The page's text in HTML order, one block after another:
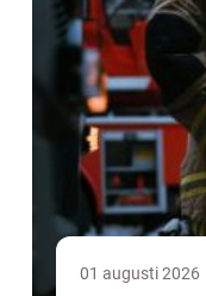
01 augusti 2026